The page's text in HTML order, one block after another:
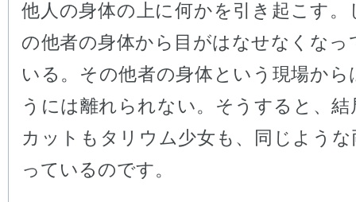
他人の身体の上に何かを引き起こす。
の他者の身体から目がはなせなくなっ
いる。その他者の身体という現場から
うには離れられない。そうすると、結
カットもタリウム少女も、同じような
っているのです。